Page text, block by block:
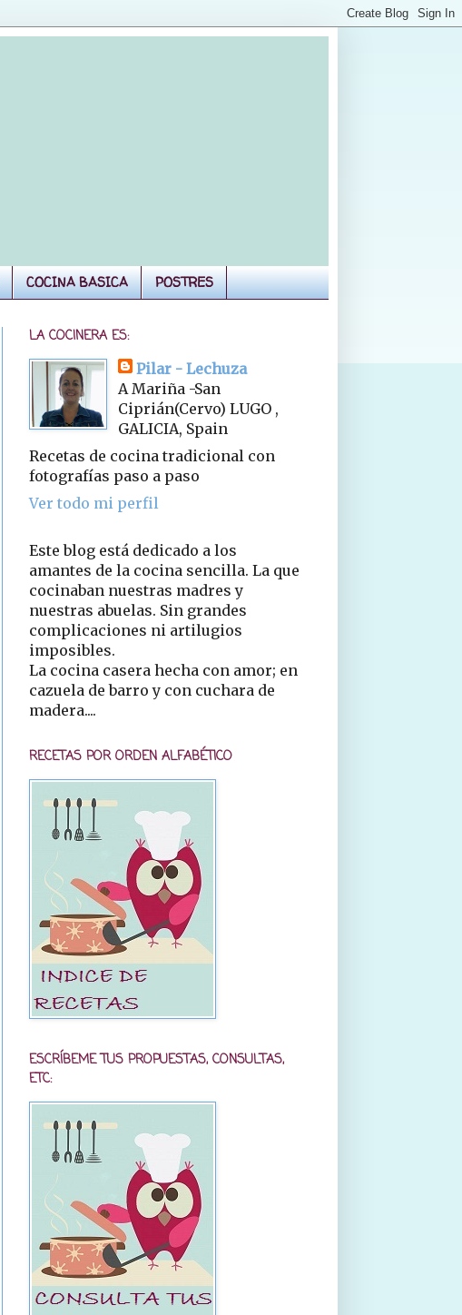
COCINA BASICA POSTRES
LA COCINERA ES:
Pilar - Lechuza
A Mariña -San
Ciprián(Cervo) LUGO ,
GALICIA, Spain
Recetas de cocina tradicional con
fotografías paso a paso
Ver todo mi perfil
Este blog está dedicado a los
amantes de la cocina sencilla. La que
cocinaban nuestras madres y
nuestras abuelas. Sin grandes
complicaciones ni artilugios
imposibles.
La cocina casera hecha con amor; en
cazuela de barro y con cuchara de
madera....
RECETAS POR ORDEN ALFABÉTICO
ESCRÍBEME TUS PROPUESTAS, CONSULTAS,
ETC: